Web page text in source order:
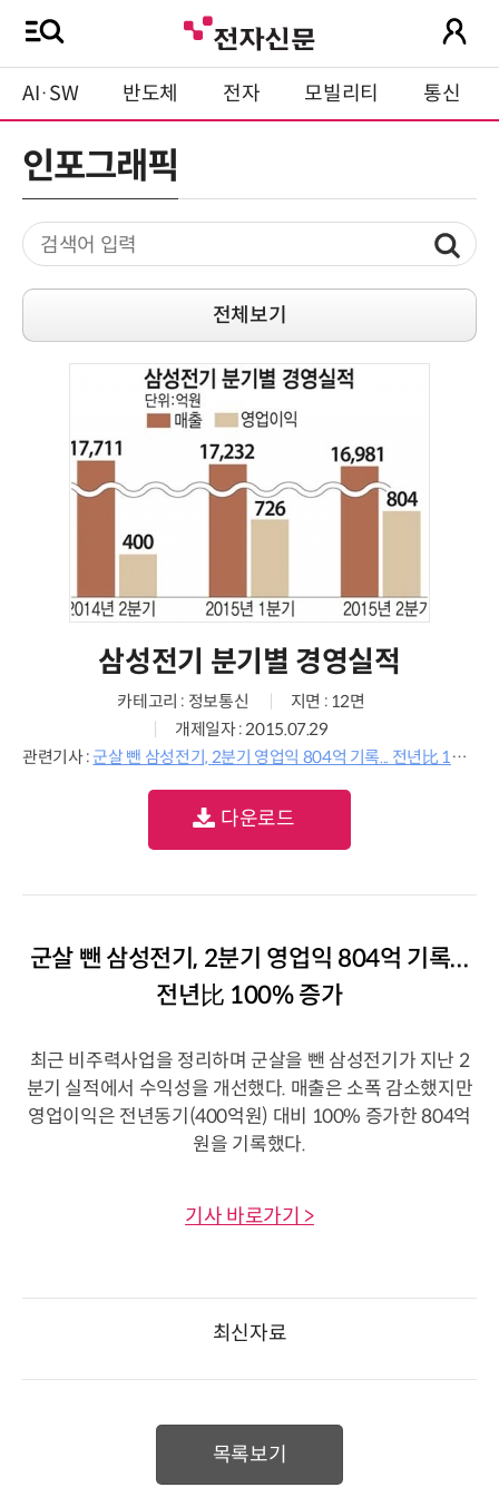
AI·SW 반도체 전자 모빌리티 통신
인포그래픽
전체보기
삼성전기 분기별 경영실적
카테고리 : 정보통신
지면 : 12면
개제일자 : 2015.07.29
관련기사 : 군살 뺀 삼성전기, 2분기 영업익 804억 기록... 전년比 100% 증가
다운로드
군살 뺀 삼성전기, 2분기 영업익 804억 기록...
전년比 100% 증가
최근 비주력사업을 정리하며 군살을 뺀 삼성전기가 지난 2
분기 실적에서 수익성을 개선했다. 매출은 소폭 감소했지만
영업이익은 전년동기(400억원) 대비 100% 증가한 804억
원을 기록했다.
기사 바로가기 >
최신자료
목록보기